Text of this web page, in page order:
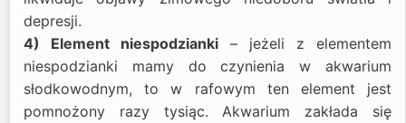
depresji.
4) Element niespodzianki – jeżeli z elementem
niespodzianki mamy do czynienia w akwarium
słodkowodnym, to w rafowym ten element jest
pomnożony razy tysiąc. Akwarium zakłada się